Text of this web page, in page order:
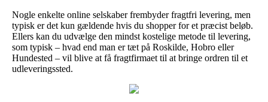
Nogle enkelte online selskaber frembyder fragtfri levering, men
typisk er det kun gældende hvis du shopper for et præcist beløb.
Ellers kan du udvælge den mindst kostelige metode til levering,
som typisk – hvad end man er tæt på Roskilde, Hobro eller
Hundested – vil blive at få fragtfirmaet til at bringe ordren til et
udleveringssted.